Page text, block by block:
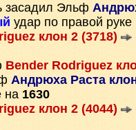
засадил Эльф
удар по правой
клон 2 (3718)
Bender Rodriguez
Андрюха Раста
на 1630
клон 2 (4044)